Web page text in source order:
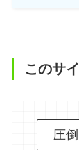
このサ
圧